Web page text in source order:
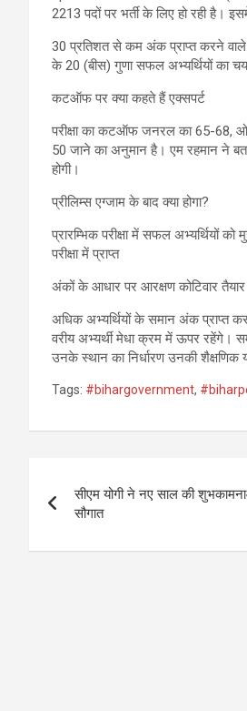
2213 पदों पर भर्ती के लिए हो रही है।
30 प्रतिशत से कम अंक प्राप्त करने वाले
के 20 (बीस) गुणा सफल अभ्यर्थियों का
कटऑफ पर क्या कहते हैं एक्सपर्ट
परीक्षा का कटऑफ जनरल का 65-68,
50 जाने का अनुमान है। एम रहमान ने
होगी।
प्रीलिम्स एग्जाम के बाद क्या होगा?
प्रारम्भिक परीक्षा में सफल अभ्यर्थियों
परीक्षा में प्राप्त
अंकों के आधार पर आरक्षण कोटिवार तैयार
अधिक अभ्यर्थियों के समान अंक प्राप्त
वरीय अभ्यर्थी मेधा क्रम में ऊपर रहेंगे।
उनके स्थान का निर्धारण उनकी शैक्षणिक
Tags: #bihargovernment,
navigation
सीएम योगी ने नए साल की
सौगात